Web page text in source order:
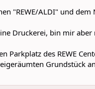
"REWE/ALDI" und dem
Druckerei, bin mir
des REWE
Grundstück